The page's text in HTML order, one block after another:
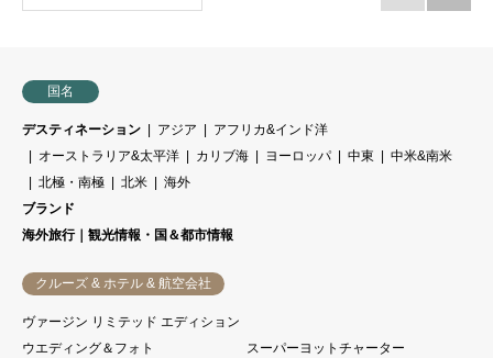
国名
デスティネーション アジア
アフリカ&インド洋
オーストラリア&太平洋
カリブ海 ヨーロッパ 中東
中米&南米
北極・南極
北米
海外
ブランド
海外旅行｜観光情報・国＆都市情報
クルーズ & ホテル & 航空会社
ヴァージン リミテッド エディション
ウエディング＆フォト
スーパーヨットチャーター